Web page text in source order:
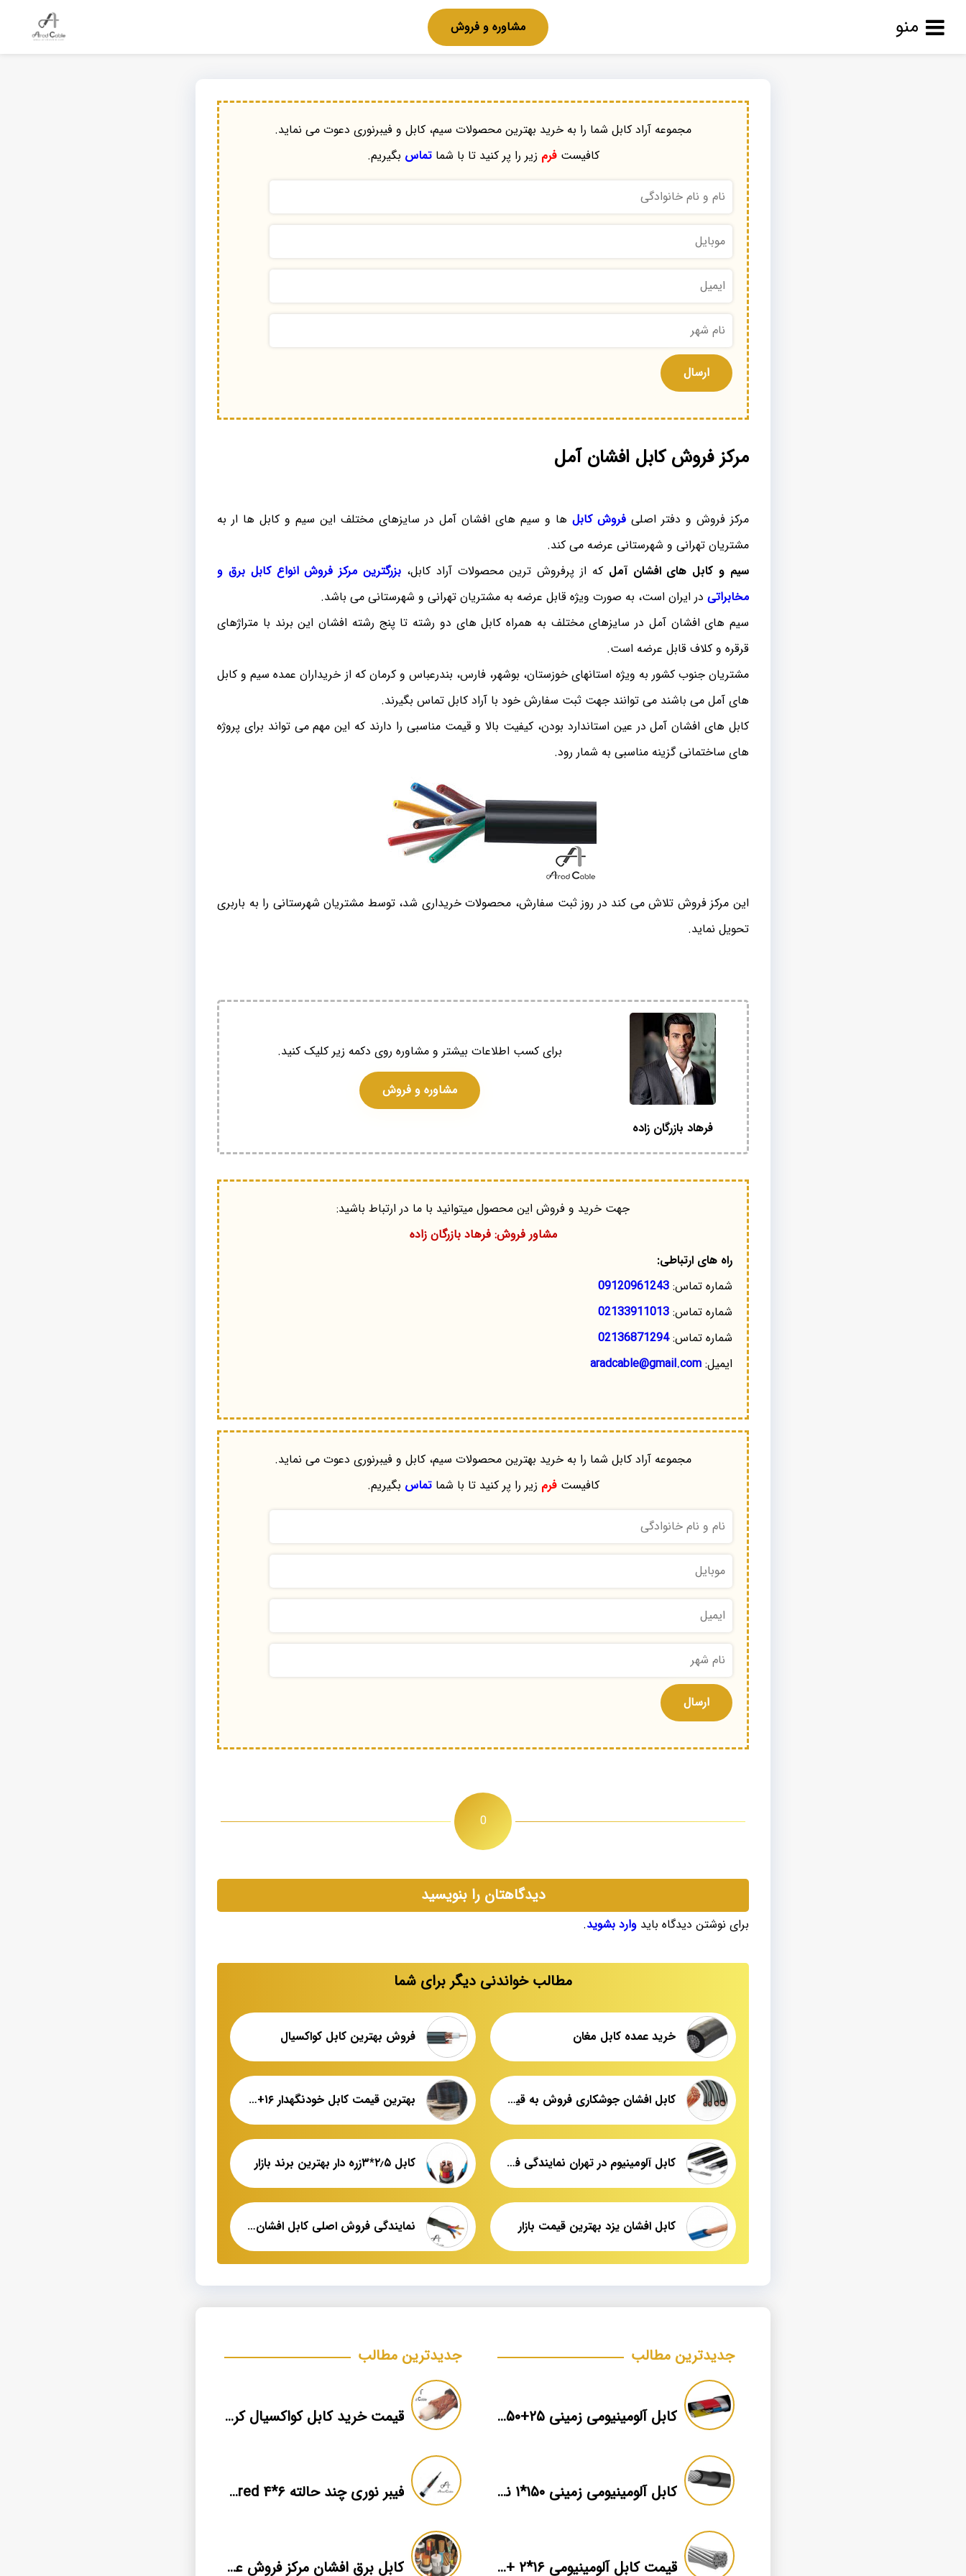
منو مشاوره و فروش
مجموعه آراد کابل شما را به خرید بهترین محصولات سیم، کابل و فیبرنوری دعوت می نماید.
کافیستفرم زیر را پر کنید تا با شماتماس بگیریم.
مرکز فروش کابل افشان آمل
مرکز فروش و دفتر اصلی فروش کابل ها و سیم های افشان آمل در سایزهای مختلف این سیم و کابل ها ار به
مشتریان تهرانی و شهرستانی عرضه می کند.
سیم و کابل های افشان آمل که از پرفروش ترین محصولات آراد کابل، بزرگترین مرکز فروش انواع کابل برق و
مخابراتی در ایران است، به صورت ویژه قابل عرضه به مشتریان تهرانی و شهرستانی می باشد.
سیم های افشان آمل در سایزهای مختلف به همراه کابل های دو رشته تا پنج رشته افشان این برند با متراژهای
قرقره و کلاف قابل عرضه است.
مشتریان جنوب کشور به ویژه استانهای خوزستان، بوشهر، فارس، بندرعباس و کرمان که از خریداران عمده سیم و کابل
های آمل می باشند می توانند جهت ثبت سفارش خود با آراد کابل تماس بگیرند.
کابل های افشان آمل در عین استاندارد بودن، کیفیت بالا و قیمت مناسبی را دارند که این مهم می تواند برای پروژه
های ساختمانی گزینه مناسبی به شمار رود.
این مرکز فروش تلاش می کند در روز ثبت سفارش، محصولات خریداری شد، توسط مشتریان شهرستانی را به باربری
تحویل نماید.
فرهاد بازرگان زاده
برای کسب اطلاعات بیشتر و مشاوره روی دکمه زیر کلیک کنید.
مشاوره و فروش
جهت خرید و فروش این محصول میتوانید با ما در ارتباط باشید:
مشاور فروش: فرهاد بازرگان زاده
راه های ارتباطی:
شماره تماس: 09120961243
شماره تماس: 02133911013
شماره تماس:02136871294
ایمیل: aradcable@gmail.com
مجموعه آراد کابل شما را به خرید بهترین محصولات سیم، کابل و فیبرنوری دعوت می نماید.
کافیستفرم زیر را پر کنید تا با شماتماس بگیریم.
0
دیدگاهتان را بنویسید
برای نوشتن دیدگاه باید وارد بشوید.
مطالب خواندنی دیگر برای شما
خرید عمده کابل مغان فروش بهترین کابل کواکسیال
کابل افشان جوشکاری فروش به قیمت عمده بهترین قیمت کابل خودنگهدار ۱۶+۲۵*۲
کابل آلومینیوم در تهران نمایندگی فروش لاله زار کابل ۲٫۵*۳زره دار بهترین برند بازار
کابل افشان یزد بهترین قیمت بازار نمایندگی فروش اصلی کابل افشان شیلد دار سیمیا
جدیدترین مطالب
کابل آلومینیومی زمینی ۲۵+۵۰*۳ برند ماهان
کابل آلومینیومی زمینی ۱۵۰*۱ نمایندگی فروش
قیمت کابل آلومینیومی ۱۶*۲ + بهترین برند بازار + اطلاعات فنی
جدیدترین مطالب
قیمت خرید کابل کواکسیال کرمان اصلی
فیبر نوری چند حالته ۶*۴ armored
کابل برق افشان مرکز فروش عمده